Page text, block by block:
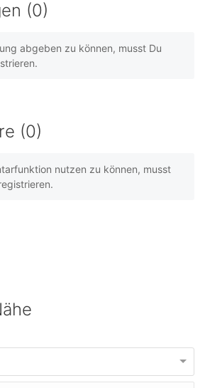
(0)
abgeben zu können, musst Du
(0)
nutzen zu können, musst